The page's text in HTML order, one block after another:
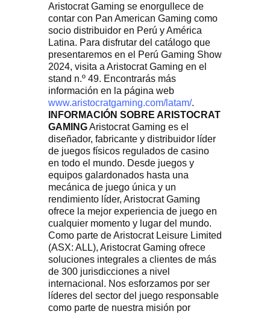
Aristocrat Gaming se enorgullece de
contar con Pan American Gaming como
socio distribuidor en Perú y América
Latina. Para disfrutar del catálogo que
presentaremos en el Perú Gaming Show
2024, visita a Aristocrat Gaming en el
stand n.º 49. Encontrarás más
información en la página web
www.aristocratgaming.com/latam/.
INFORMACIÓN SOBRE ARISTOCRAT
GAMINGAristocrat Gaming es el
diseñador, fabricante y distribuidor líder
de juegos físicos regulados de casino
en todo el mundo. Desde juegos y
equipos galardonados hasta una
mecánica de juego única y un
rendimiento líder, Aristocrat Gaming
ofrece la mejor experiencia de juego en
cualquier momento y lugar del mundo.
Como parte de Aristocrat Leisure Limited
(ASX: ALL), Aristocrat Gaming ofrece
soluciones integrales a clientes de más
de 300 jurisdicciones a nivel
internacional. Nos esforzamos por ser
líderes del sector del juego responsable
como parte de nuestra misión por